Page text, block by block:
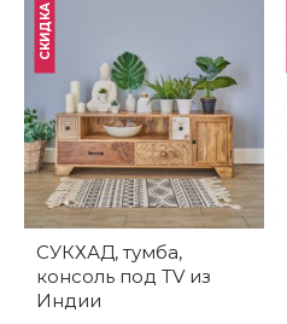
СУКХАД, тумба,
консоль под TV из
Индии
СКИДКА